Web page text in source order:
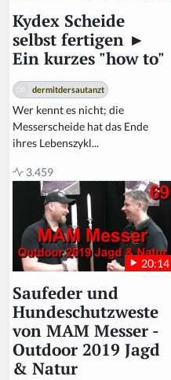
Kydex Scheide
selbst fertigen ►
Ein kurzes "how to"
dermitdersautanzt
Wer kennt es nicht; die
Messerscheide hat das Ende
ihres Lebenszykl...
3.459
20:14
Saufeder und
Hundeschutzweste
von MAM Messer -
Outdoor 2019 Jagd
& Natur